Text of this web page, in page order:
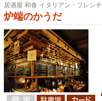
居酒屋 和食 イタリアン・フレンチ
炉端のかうだ